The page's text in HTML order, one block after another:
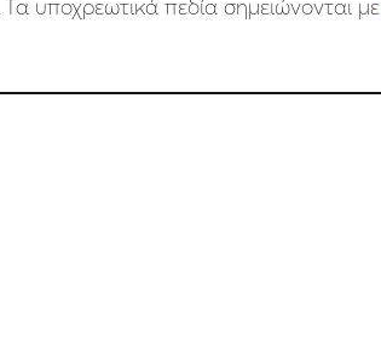
Τα υποχρεωτικά πεδία σημειώνονται με